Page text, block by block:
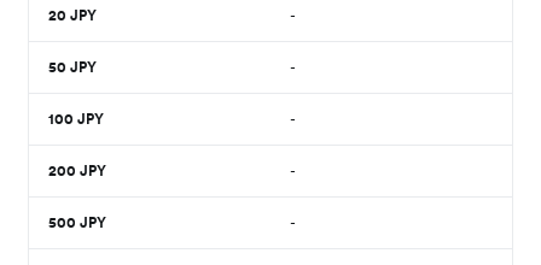
20 JPY -
50 JPY -
100 JPY -
200 JPY -
500 JPY -